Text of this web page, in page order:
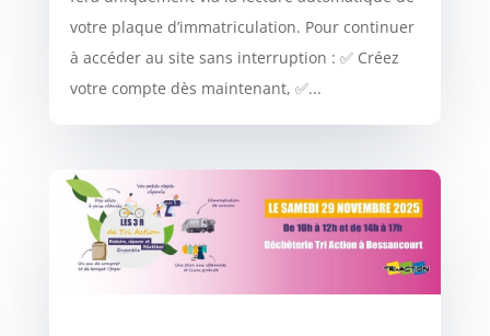
votre plaque d’immatriculation. Pour continuer
à accéder au site sans interruption : ✅ Créez
votre compte dès maintenant, ✅...